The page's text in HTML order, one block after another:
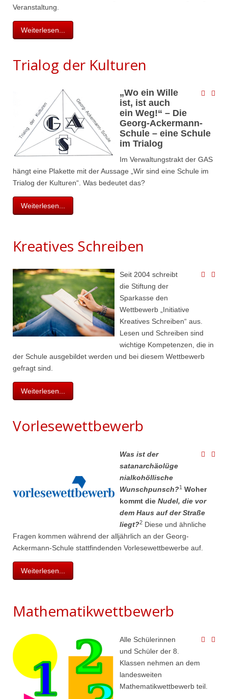
Veranstaltung.
Weiterlesen...
Trialog der Kulturen
„Wo ein Wille
ist, ist auch
ein Weg!“ – Die
Georg-Ackermann-
Schule – eine Schule
im Trialog
Im Verwaltungstrakt der GAS
hängt eine Plakette mit der Aussage „Wir sind eine Schule im
Trialog der Kulturen“. Was bedeutet das?
Weiterlesen...
Kreatives Schreiben
Seit 2004 schreibt
die Stiftung der
Sparkasse den
Wettbewerb „Initiative
Kreatives Schreiben“ aus.
Lesen und Schreiben sind
wichtige Kompetenzen, die in
der Schule ausgebildet werden und bei diesem Wettbewerb
gefragt sind.
Weiterlesen...
Vorlesewettbewerb
Was ist der
satanarchäo​lüge​
nial​ko​höl​lische
Wunschpunsch?1 Woher
kommt die Nudel, die vor
dem Haus auf der Straße
liegt?2 Diese und ähnliche
Fragen kommen während der alljährlich an der Georg-
Ackermann-Schule stattfindenden Vorlesewettbewerbe auf.
Weiterlesen...
Mathematikwettbewerb
Alle Schülerinnen
und Schüler der 8.
Klassen nehmen an dem
landesweiten
Mathematikwettbewerb teil.